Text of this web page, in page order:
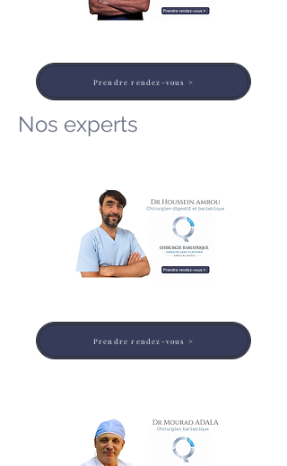
Prendre rendez-vous >
Nos experts
Prendre rendez-vous >